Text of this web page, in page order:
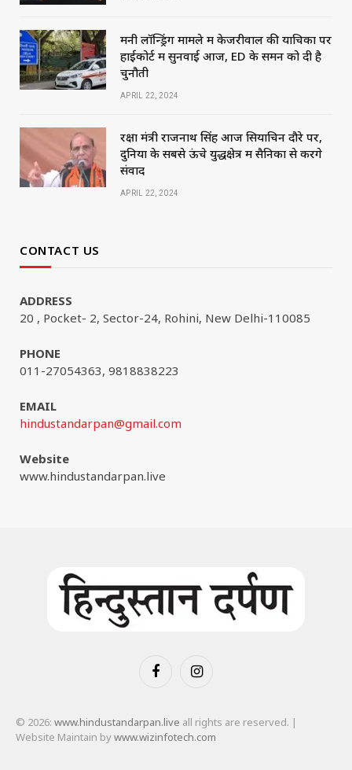
मनी लॉन्ड्रिंग मामले में केजरीवाल की याचिका पर
हाईकोर्ट में सुनवाई आज, ED के समन को दी है
चुनौती
APRIL 22, 2024
रक्षा मंत्री राजनाथ सिंह आज सियाचिन दौरे पर,
दुनिया के सबसे ऊंचे युद्धक्षेत्र में सैनिकों से करेंगे
संवाद
APRIL 22, 2024
CONTACT US
ADDRESS
20 , Pocket- 2, Sector-24, Rohini, New Delhi-110085
PHONE
011-27054363, 9818838223
EMAIL
hindustandarpan@gmail.com
Website
www.hindustandarpan.live
FacebookInstagram
© 2026: www.hindustandarpan.live all rights are reserved. |
Website Maintain bywww.wizinfotech.com